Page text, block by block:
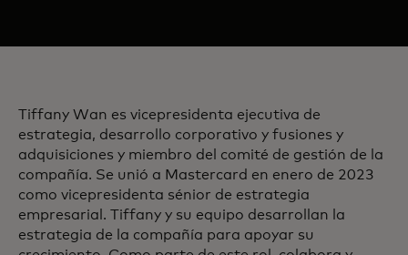
Tiffany Wan es vicepresidenta ejecutiva de
estrategia, desarrollo corporativo y fusiones y
adquisiciones y miembro del comité de gestión de la
compañía. Se unió a Mastercard en enero de 2023
como vicepresidenta sénior de estrategia
empresarial. Tiffany y su equipo desarrollan la
estrategia de la compañía para apoyar su